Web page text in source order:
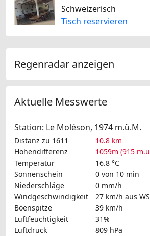
Schweizerisch
Tisch reservieren
Regenradar anzeigen
Aktuelle Messwerte
Station: Le Moléson, 1974 m.ü.M.
Distanz zu 1611
10.8 km
Höhendifferenz
1059m (915
Temperatur
16.8 °C
Sonnenschein
0 von 10 min
Niederschläge
0 mm/h
Windgeschwindigkeit
27 km/h aus
Böenspitze
39 km/h
Luftfeuchtigkeit
31%
Luftdruck
809 hPa